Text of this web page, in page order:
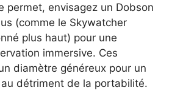
permet, envisagez un Dobson
(comme le Skywatcher
plus haut) pour une
immersive. Ces
diamètre généreux pour un
détriment de la portabilité.